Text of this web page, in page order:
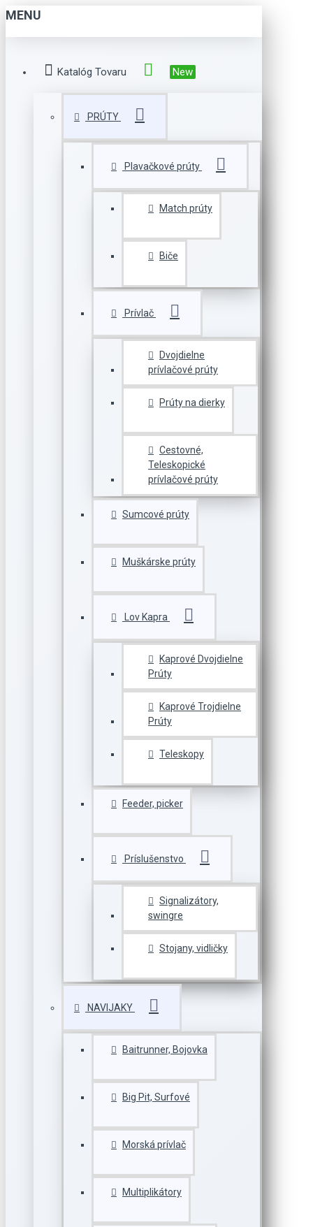
MENU
Katalóg Tovaru New
PRÚTY
Plavačkové prúty
Match prúty
Biče
Prívlač
Dvojdielne
prívlačové prúty
Prúty na dierky
Cestovné,
Teleskopické
prívlačové prúty
Sumcové prúty
Muškárske prúty
Lov Kapra
Kaprové Dvojdielne
Prúty
Kaprové Trojdielne
Prúty
Teleskopy
Feeder, picker
Príslušenstvo
Signalizátory,
swingre
Stojany, vidličky
NAVIJAKY
Baitrunner, Bojovka
Big Pit, Surfové
Morská prívlač
Multiplikátory